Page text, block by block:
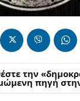
την
πηγή